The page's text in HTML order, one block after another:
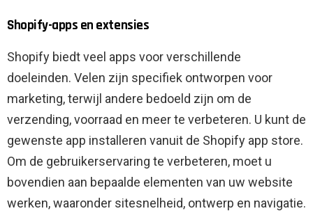
Shopify-apps en extensies
Shopify biedt veel apps voor verschillende
doeleinden. Velen zijn specifiek ontworpen voor
marketing, terwijl andere bedoeld zijn om de
verzending, voorraad en meer te verbeteren. U kunt de
gewenste app installeren vanuit de Shopify app store.
Om de gebruikerservaring te verbeteren, moet u
bovendien aan bepaalde elementen van uw website
werken, waaronder sitesnelheid, ontwerp en navigatie.